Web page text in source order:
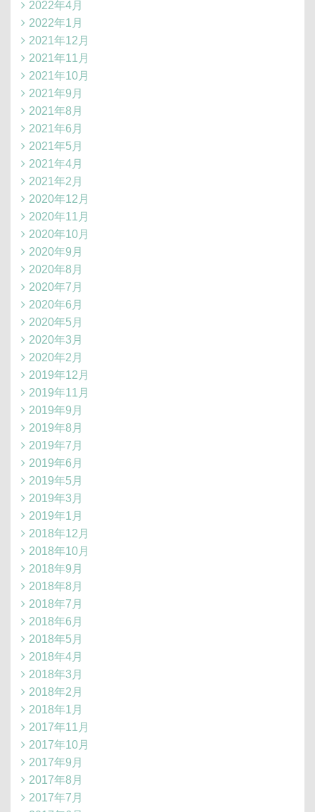
2022年4月
2022年1月
2021年12月
2021年11月
2021年10月
2021年9月
2021年8月
2021年6月
2021年5月
2021年4月
2021年2月
2020年12月
2020年11月
2020年10月
2020年9月
2020年8月
2020年7月
2020年6月
2020年5月
2020年3月
2020年2月
2019年12月
2019年11月
2019年9月
2019年8月
2019年7月
2019年6月
2019年5月
2019年3月
2019年1月
2018年12月
2018年10月
2018年9月
2018年8月
2018年7月
2018年6月
2018年5月
2018年4月
2018年3月
2018年2月
2018年1月
2017年11月
2017年10月
2017年9月
2017年8月
2017年7月